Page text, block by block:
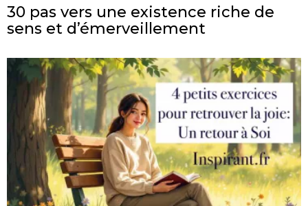
30 pas vers une existence riche de
sens et d’émerveillement